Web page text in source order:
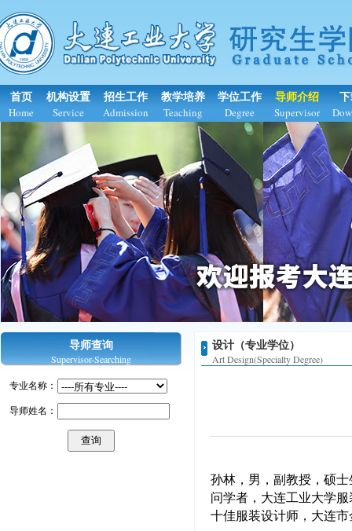
首页
Home
机构设置
Service
招生工作
Admission
教学培养
Teaching
学位工作
Degree
导师介绍
Supervisor
导师查询
Supervisor-Searching
专业名称：
导师姓名：
设计（专业学位）
Art Design(Specialty Degree)
孙林，男，副教授，硕
问学者，大连工业大学
十佳服装设计师，大连